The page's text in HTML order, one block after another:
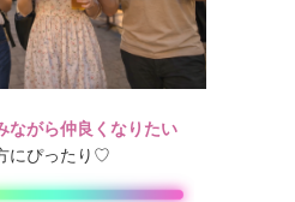
ながら仲良くなりたい
にぴったり♡